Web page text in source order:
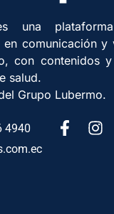
una
en comunicación y
con contenidos
salud.
Grupo Lubermo.
4940